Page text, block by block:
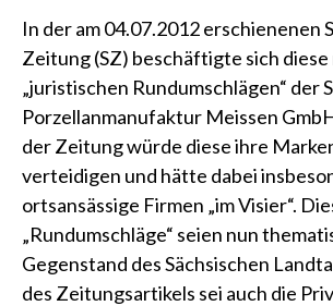
In der am 04.07.2012 erschienenen
Zeitung (SZ) beschäftigte sich diese
„juristischen Rundumschlägen“ der
Porzellanmanufaktur Meissen
der Zeitung würde diese ihre
verteidigen und hätte dabei
ortsansässige Firmen „im Visier“.
„Rundumschläge“ seien nun
Gegenstand des Sächsischen
des Zeitungsartikels sei auch die